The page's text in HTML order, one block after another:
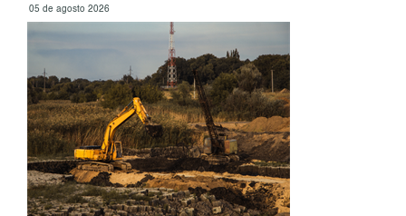
05 de agosto 2026